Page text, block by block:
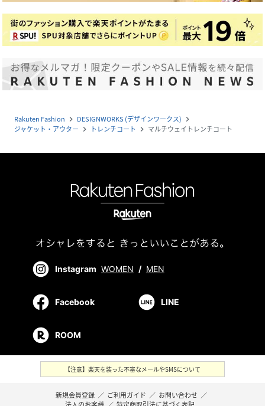
Rakuten Fashion navigate_next DESIGNWORKS (デザインワークス) navigate_next
ジャケット・アウター navigate_next トレンチコート navigate_next マルチウェイトレンチコート
Instagram WOMEN / MEN
Facebook LINE
ROOM
【注意】楽天を装った不審なメールやSMSについて
新規会員登録 ／ ご利用ガイド ／ お問い合わせ ／